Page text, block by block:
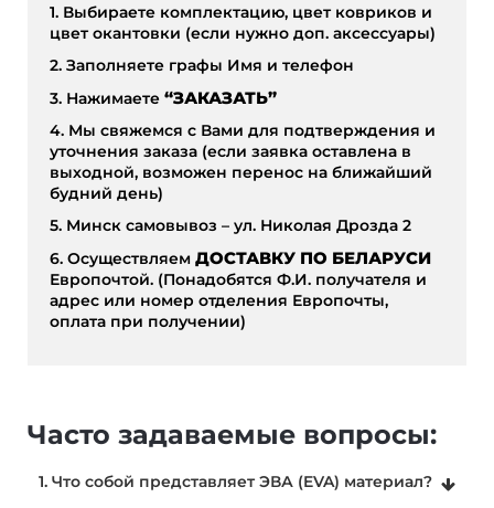
1. Выбираете комплектацию, цвет ковриков и
цвет окантовки (если нужно доп. аксессуары)
2. Заполняете графы Имя и телефон
3. Нажимаете “ЗАКАЗАТЬ”
4. Мы свяжемся с Вами для подтверждения и
уточнения заказа (если заявка оставлена в
выходной, возможен перенос на ближайший
будний день)
5. Минск самовывоз – ул. Николая Дрозда 2
6. Осуществляем ДОСТАВКУ ПО БЕЛАРУСИ
Европочтой. (Понадобятся Ф.И. получателя и
адрес или номер отделения Европочты,
оплата при получении)
Часто задаваемые вопросы:
1. Что собой представляет ЭВА (EVA) материал?